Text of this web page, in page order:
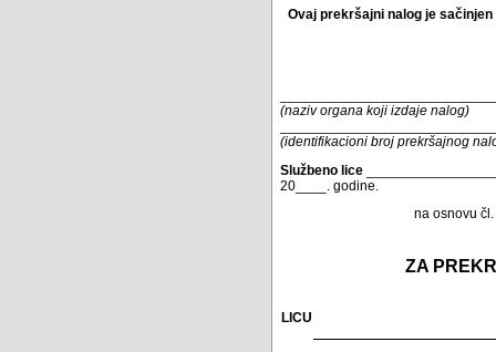
Ovaj prekršajni nalog je
(naziv organa koji izdaje nalog)
(identifikacioni broj prekršajnog
Službeno lice
20____. godine.
na osnovu
ZA
LICU